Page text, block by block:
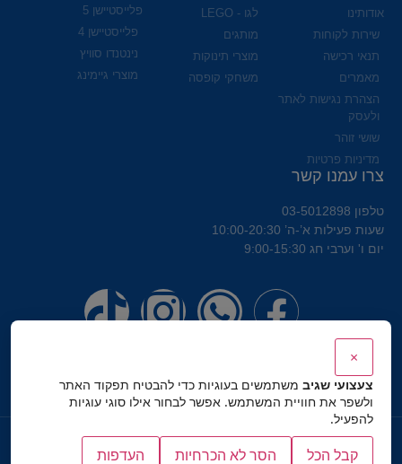
אודותינו
שירות לקוחות
תנאי רכישה
מאמרים
הצהרת נגישות לאתר
ולעסק
שושי זוהר
מדיניות פרטיות
לגו - LEGO
מותגים
מוצרי תינוקות
משחקי קופסה
פלייסטיישן 5
פלייסטיישן 4
נינטנדו סוויץ
מוצרי גיימינג
צרו עמנו קשר
טלפון 03-5012898
שעות פעילות א’-ה’ 10:00-20:30
יום ו' וערבי חג 9:00-15:30
כל הזכויות שמורות לצעצועי שגיב
×
צעצועי שגיב משתמשים בעוגיות כדי להבטיח תפקוד האתר
ולשפר את חוויית המשתמש. אפשר לבחור אילו סוגי עוגיות
להפעיל.
קבל הכל הסר לא הכרחיות העדפות